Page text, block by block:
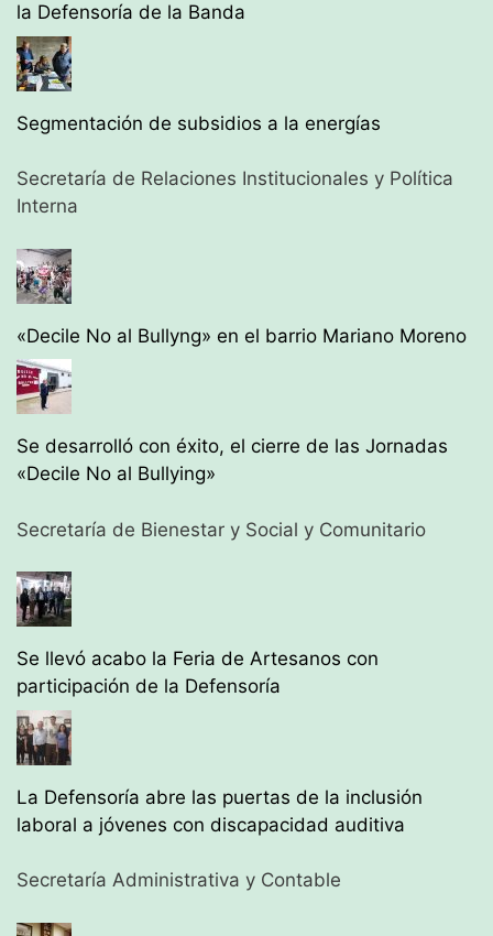
la Defensoría de la Banda
Segmentación de subsidios a la energías
Secretaría de Relaciones Institucionales y Política
Interna
«Decile No al Bullyng» en el barrio Mariano Moreno
Se desarrolló con éxito, el cierre de las Jornadas
«Decile No al Bullying»
Secretaría de Bienestar y Social y Comunitario
Se llevó acabo la Feria de Artesanos con
participación de la Defensoría
La Defensoría abre las puertas de la inclusión
laboral a jóvenes con discapacidad auditiva
Secretaría Administrativa y Contable